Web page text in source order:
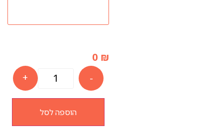
0 ₪
-
+
הוספה לסל